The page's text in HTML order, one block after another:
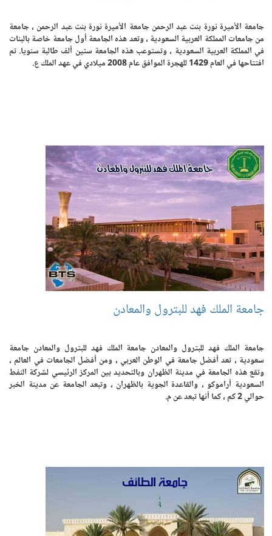
جامعة الأميرة نورة بنت عبد الرحمن جامعة الأميرة نورة بنت عبد الرحمن ، جامعة
من جامعات المملكة العربية السعودية ، وتعد هذه الجامعة أول جامعة خاصة بالبنات
في المملكة العربية السعودية ، وتستوعب هذه الجامعة ستين ألف طالبة سنويا. تم
افتتاحها في العام 1429 للهجرة الموافق عام 2008 ميلادي في عهد الملك ع.
جامعة الملك فهد للبترول والمعادن
جامعة الملك فهد للبترول والمعادن جامعة الملك فهد للبترول والمعادن جامعة
سعودية ، تعد أفضل جامعة في الوطن العربي ، ومن أفضل الجامعات في العالم ،
وتقع هذه الجامعة في مدينة الظهران وبالتحديد بين المركز الرئيسي لشركة النفط
السعودية أراموكو ، والقاعدة الجوية بالظهران ، وتبعد الجامعة عن مدينة الخبر
حوالي 2 كم ، كما أنها تبعد عن م.